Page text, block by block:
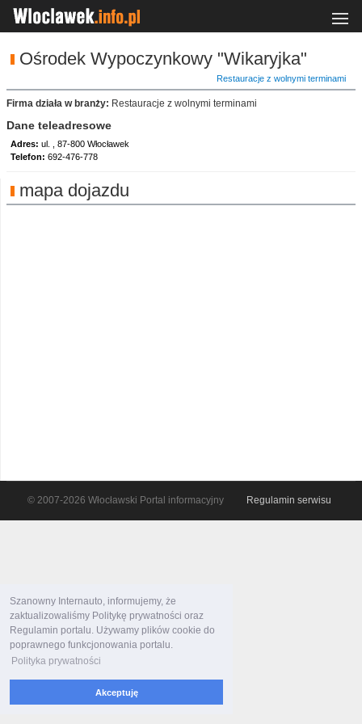
Szanowny Internauto, informujemy, że
zaktualizowaliśmy Politykę prywatności oraz
Regulamin portalu. Używamy plików cookie do
poprawnego funkcjonowania portalu.
Polityka prywatności
Akceptuję
Ośrodek Wypoczynkowy "Wikaryjka"
Restauracje z wolnymi terminami
Firma działa w branży: Restauracje z wolnymi terminami
Dane teleadresowe
Adres: ul. , 87-800 Włocławek
Telefon: 692-476-778
mapa dojazdu
© 2007-2026 Włocławski Portal informacyjny Regulamin serwisu